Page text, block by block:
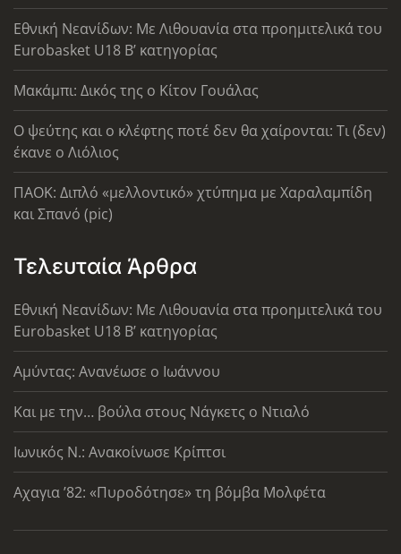
Εθνική Νεανίδων: Με Λιθουανία στα προημιτελικά του
Eurobasket U18 Β’ κατηγορίας
Μακάμπι: Δικός της ο Κίτον Γουάλας
Ο ψεύτης και ο κλέφτης ποτέ δεν θα χαίρονται: Τι (δεν)
έκανε ο Λιόλιος
ΠΑΟΚ: Διπλό «μελλοντικό» χτύπημα με Χαραλαμπίδη
και Σπανό (pic)
Τελευταία Άρθρα
Εθνική Νεανίδων: Με Λιθουανία στα προημιτελικά του
Eurobasket U18 Β’ κατηγορίας
Αμύντας: Ανανέωσε ο Ιωάννου
Και με την… βούλα στους Νάγκετς ο Ντιαλό
Ιωνικός Ν.: Ανακοίνωσε Κρίπτσι
Αχαγια ’82: «Πυροδότησε» τη βόμβα Μολφέτα